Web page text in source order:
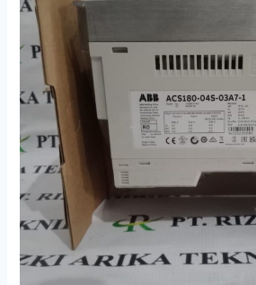
03A7-
Machinery
Drive
Module